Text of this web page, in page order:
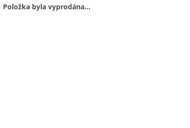
Položka byla vyprodána…